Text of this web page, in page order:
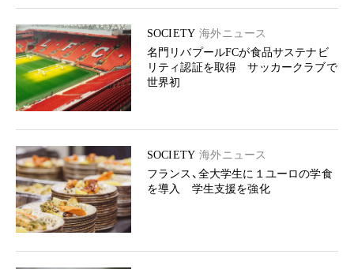
SOCIETY 海外ニュース
名門リバプールFCが食品サステナビ
リティ認証を取得 サッカークラブで
世界初
SOCIETY 海外ニュース
フランス、全大学生に１ユーロの学食
を導入 学生支援を強化